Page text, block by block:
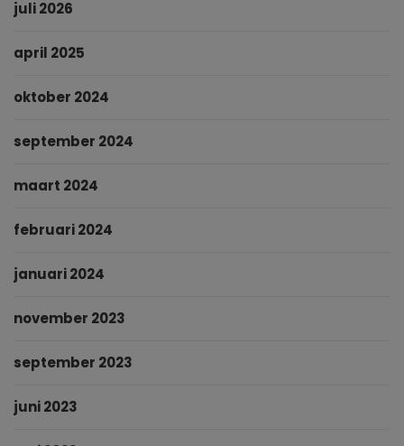
juli 2026
april 2025
oktober 2024
september 2024
maart 2024
februari 2024
januari 2024
november 2023
september 2023
juni 2023